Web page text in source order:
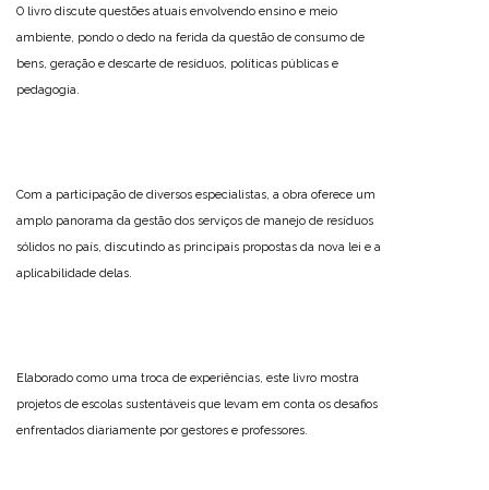
O livro discute questões atuais envolvendo ensino e meio
ambiente, pondo o dedo na ferida da questão de consumo de
bens, geração e descarte de resíduos, políticas públicas e
pedagogia.
Com a participação de diversos especialistas, a obra oferece um
amplo panorama da gestão dos serviços de manejo de resíduos
sólidos no país, discutindo as principais propostas da nova lei e a
aplicabilidade delas.
Elaborado como uma troca de experiências, este livro mostra
projetos de escolas sustentáveis que levam em conta os desafios
enfrentados diariamente por gestores e professores.